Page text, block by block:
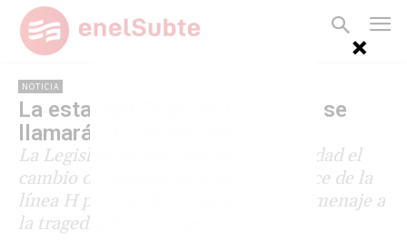
NOTICIA
La estación Once de la línea H se
llamará “30 de Diciembre”
La Legislatura votó hoy por unanimidad el
cambio de nombre de la estación Once de la
línea H por "30 de Diciembre" en homenaje a
la tragedia de Cromagnon.